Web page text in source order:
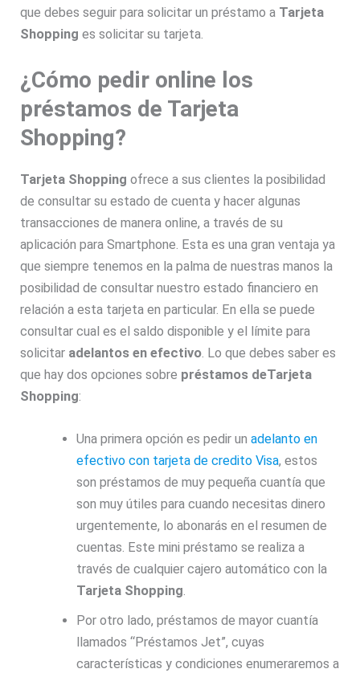
que debes seguir para solicitar un préstamo a Tarjeta
Shopping es solicitar su tarjeta.
¿Cómo pedir online los
préstamos de Tarjeta
Shopping?
Tarjeta Shopping ofrece a sus clientes la posibilidad
de consultar su estado de cuenta y hacer algunas
transacciones de manera online, a través de su
aplicación para Smartphone. Esta es una gran ventaja ya
que siempre tenemos en la palma de nuestras manos la
posibilidad de consultar nuestro estado financiero en
relación a esta tarjeta en particular. En ella se puede
consultar cual es el saldo disponible y el límite para
solicitar adelantos en efectivo. Lo que debes saber es
que hay dos opciones sobre préstamos deTarjeta
Shopping:
Una primera opción es pedir un adelanto en
efectivo con tarjeta de credito Visa, estos
son préstamos de muy pequeña cuantía que
son muy útiles para cuando necesitas dinero
urgentemente, lo abonarás en el resumen de
cuentas. Este mini préstamo se realiza a
través de cualquier cajero automático con la
Tarjeta Shopping.
Por otro lado, préstamos de mayor cuantía
llamados “Préstamos Jet”, cuyas
características y condiciones enumeraremos a